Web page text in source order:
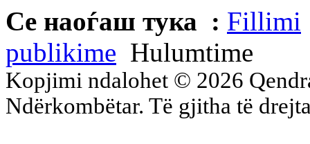
Се наоѓаш тука : Fillimi
publikime Hulumtime
Kopjimi ndalohet © 2026
Ndërkombëtar. Të gjitha të